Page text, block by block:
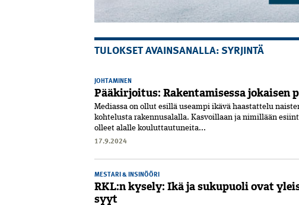
TULOKSET AVAINSANALLA: SYRJINTÄ
JOHTAMINEN
Pääkirjoitus: Rakentamisessa jokaisen
Mediassa on ollut esillä useampi ikävä haastattelu
kohtelusta rakennusalalla. Kasvoillaan ja nimillään
olleet alalle kouluttautuneita...
17.9.2024
MESTARI & INSINÖÖRI
RKL:n kysely: Ikä ja sukupuoli ovat
syyt